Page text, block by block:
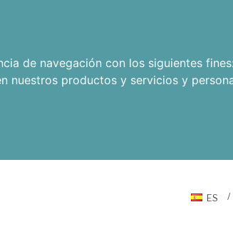
de navegación con los siguientes
nuestros productos y servicios y
ES